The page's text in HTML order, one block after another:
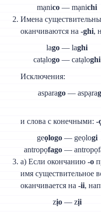
mạnico — mạnichi
Имена
оканчиваются на-ghi,
lago — laghi
catạlogo — catạloghi
Исключения:
asparago — aspạra
и слова с конечными:-
geọlogo— geọlogi
antropọfago —
а) Если окончанию-o
имя существительное
оканчивается на-ii,
zịo— zịi